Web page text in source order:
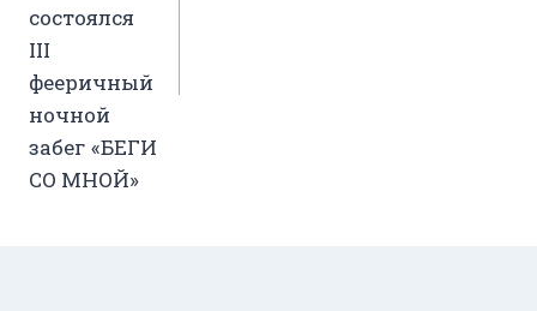
состоялся
III
фееричный
ночной
забег «БЕГИ
СО МНОЙ»